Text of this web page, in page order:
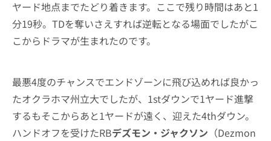
ヤード地点までたどり着きます。ここで残り時間はあと1
分19秒。TDを奪いさえすれば逆転となる場面でしたがこ
こからドラマが生まれたのです。
最悪4度のチャンスでエンドゾーンに飛び込めれば良かっ
たオクラホマ州立大でしたが、1stダウンで1ヤード進撃
するもそこからあと1ヤードが遠く、迎えた4thダウン。
ハンドオフを受けたRBデズモン・ジャクソン （Dezmon